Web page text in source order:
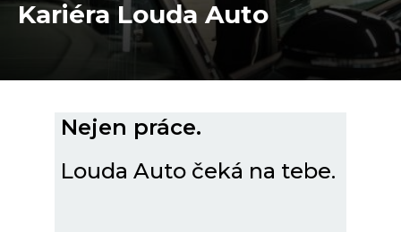
Kariéra Louda Auto
Nejen práce.
Louda Auto čeká na tebe.